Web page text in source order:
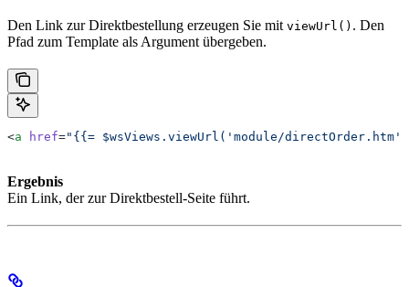
Den Link zur Direktbestellung erzeugen Sie mit viewUrl() . Den
Pfad zum Template als Argument übergeben.
<a href="{{= $wsViews.viewUrl('module/
Ergebnis
Ein Link, der zur Direktbestell-Seite führt.